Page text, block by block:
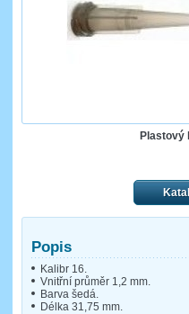
Plastový
Popis
Kalibr 16.
Vnitřní průměr 1,2 mm.
Barva šedá.
Délka 31,75 mm.